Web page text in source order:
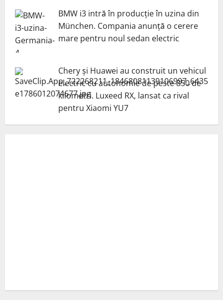
BMW i3 intră în producție în uzina din
München. Compania anunță o cerere
mare pentru noul sedan electric
Chery și Huawei au construit un vehicul
electric cu autonomie de peste 850 de
kilometri. Luxeed RX, lansat ca rival
pentru Xiaomi YU7